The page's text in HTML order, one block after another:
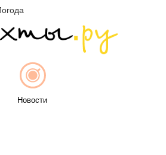
Новости